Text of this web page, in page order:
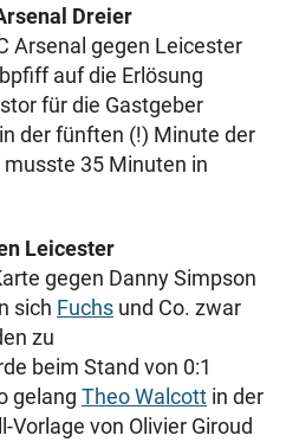
Dreier
Arsenal gegen Leicester
auf die Erlösung
für die Gastgeber
der fünften (!) Minute der
35 Minuten in
Leicester
gegen Danny Simpson
sich Fuchs und Co. zwar
zu
beim Stand von 0:1
gelang Theo Walcott in der
von Olivier Giroud